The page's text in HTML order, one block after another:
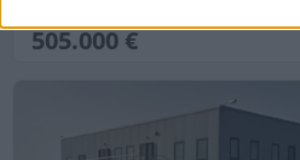
505.000 €